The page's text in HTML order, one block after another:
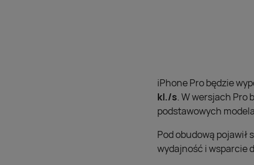
iPhone Pro będzie
kl./s. W wersjach Pro
podstawowych
Pod obudową pojawił
wydajność i wsparcie